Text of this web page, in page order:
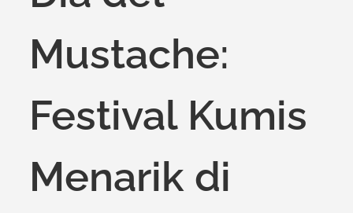
Mustache:
Festival Kumis
Menarik di